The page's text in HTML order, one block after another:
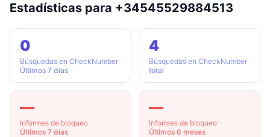
Estadísticas para +34545529884513
0
Búsquedas en CheckNumber
Últimos 7 días
4
Búsquedas en CheckNumber
total
—
Informes de bloqueo
Últimos 7 días
—
Informes de bloqueo
Últimos 6 meses